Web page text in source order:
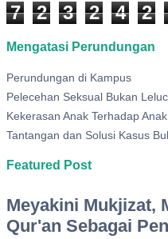
7 2 3 2 4 2
Mengatasi Perundungan
Perundungan di Kampus
Pelecehan Seksual Bukan
Kekerasan Anak Terhadap Anak
Tantangan dan Solusi Kasus
Featured Post
Meyakini Mukjizat,
Qur'an Sebagai